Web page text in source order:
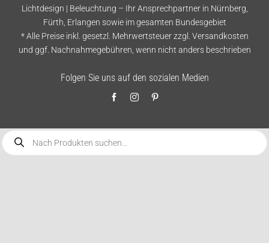
Lichtdesign | Beleuchtung – Ihr Ansprechpartner in Nürnberg,
Fürth, Erlangen sowie im gesamten Bundesgebiet
* Alle Preise inkl. gesetzl. Mehrwertsteuer zzgl. Versandkosten
und ggf. Nachnahmegebühren, wenn nicht anders beschrieben
Folgen Sie uns auf den sozialen Medien
Products
search